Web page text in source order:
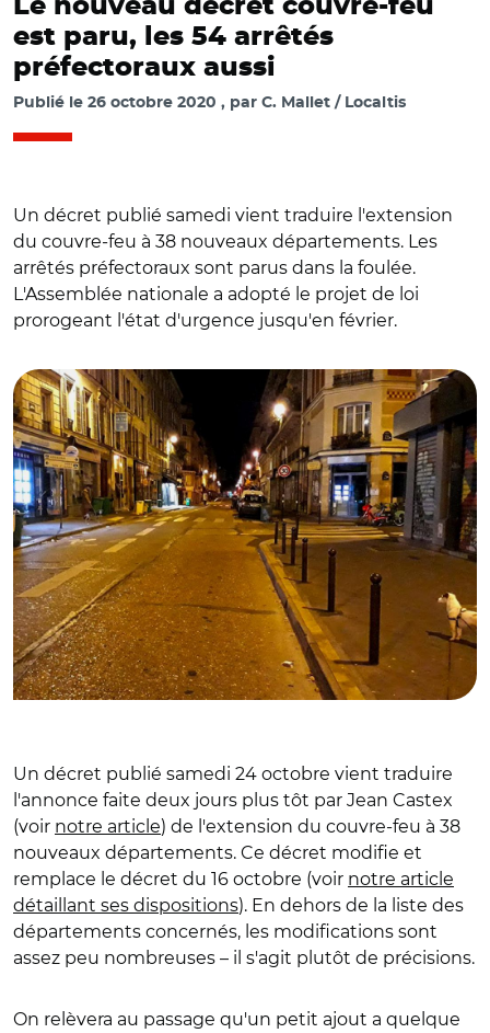
Le nouveau décret couvre-feu
est paru, les 54 arrêtés
préfectoraux aussi
Publié le 26 octobre 2020 par C. Mallet / Localtis
Un décret publié samedi vient traduire l'extension
du couvre-feu à 38 nouveaux départements. Les
arrêtés préfectoraux sont parus dans la foulée.
L'Assemblée nationale a adopté le projet de loi
prorogeant l'état d'urgence jusqu'en février.
Un décret publié samedi 24 octobre vient traduire
l'annonce faite deux jours plus tôt par Jean Castex
(voir notre article) de l'extension du couvre-feu à 38
nouveaux départements. Ce décret modifie et
remplace le décret du 16 octobre (voir notre article
détaillant ses dispositions). En dehors de la liste des
départements concernés, les modifications sont
assez peu nombreuses – il s'agit plutôt de précisions.
On relèvera au passage qu'un petit ajout a quelque